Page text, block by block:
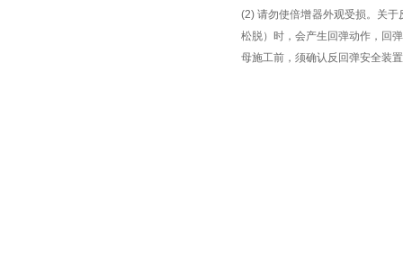
(2)请勿使倍增器外观受损。关
松脱）时，会产生回弹动作，回
母施工前，须确认反回弹安全装